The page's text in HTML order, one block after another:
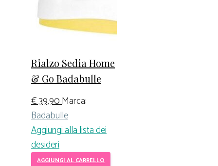
Rialzo Sedia Home
& Go Badabulle
€39,90Marca:
Badabulle
Aggiungi alla lista dei
desideri
AGGIUNGI AL CARRELLO